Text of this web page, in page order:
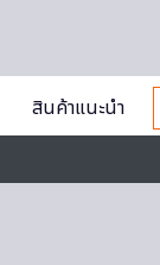
สินค้าแนะนำ